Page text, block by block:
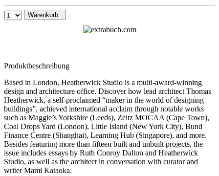
Warenkorb
Produktbeschreibung
Based in London, Heatherwick Studio is a multi-award-winning
design and architecture office. Discover how lead architect Thomas
Heatherwick, a self-proclaimed “maker in the world of designing
buildings”, achieved international acclaim through notable works
such as Maggie’s Yorkshire (Leeds), Zeitz MOCAA (Cape Town),
Coal Drops Yard (London), Little Island (New York City), Bund
Finance Centre (Shanghai), Learning Hub (Singapore), and more.
Besides featuring more than fifteen built and unbuilt projects, the
issue includes essays by Ruth Conroy Dalton and Heatherwick
Studio, as well as the architect in conversation with curator and
writer Mami Kataoka.